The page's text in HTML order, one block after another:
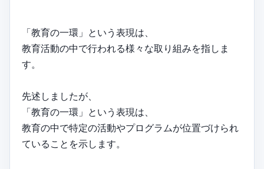
「教育の一環」という表現は、
教育活動の中で行われる様々な取り組みを指しま
す。
先述しましたが、
「教育の一環」という表現は、
教育の中で特定の活動やプログラムが位置づけられ
ていることを示します。